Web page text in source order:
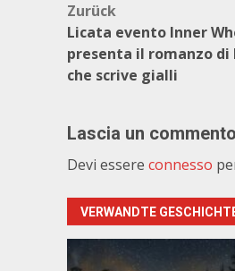
Zurück
Licata evento Inner
presenta il romanzo
che scrive gialli
Lascia un commento
Devi essere connesso
VERWANDTE